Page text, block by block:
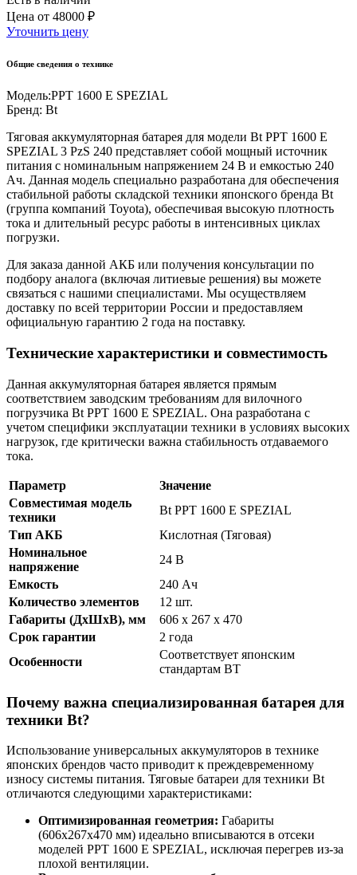
Цена от 48000 ₽
Уточнить цену
Общие сведения о технике
Модель:PPT 1600 E SPEZIAL
Бренд: Bt
Тяговая аккумуляторная батарея для модели Bt PPT 1600 E
SPEZIAL 3 PzS 240 представляет собой мощный источник
питания с номинальным напряжением 24 В и емкостью 240
Ач. Данная модель специально разработана для обеспечения
стабильной работы складской техники японского бренда Bt
(группа компаний Toyota), обеспечивая высокую плотность
тока и длительный ресурс работы в интенсивных циклах
погрузки.
Для заказа данной АКБ или получения консультации по
подбору аналога (включая литиевые решения) вы можете
связаться с нашими специалистами. Мы осуществляем
доставку по всей территории России и предоставляем
официальную гарантию 2 года на поставку.
Технические характеристики и совместимость
Данная аккумуляторная батарея является прямым
соответствием заводским требованиям для вилочного
погрузчика Bt PPT 1600 E SPEZIAL. Она разработана с
учетом специфики эксплуатации техники в условиях высоких
нагрузок, где критически важна стабильность отдаваемого
тока.
Параметр
Значение
Совместимая модель
техники
Bt PPT 1600 E SPEZIAL
Тип АКБ
Кислотная (Тяговая)
Номинальное
напряжение
24 В
Емкость
240 Ач
Количество элементов
12 шт.
Габариты (ДхШхВ), мм
606 x 267 x 470
Срок гарантии
2 года
Особенности
Соответствует японским
стандартам BT
Почему важна специализированная батарея для
техники Bt?
Использование универсальных аккумуляторов в технике
японских брендов часто приводит к преждевременному
износу системы питания. Тяговые батареи для техники Bt
отличаются следующими характеристиками:
Оптимизированная геометрия: Габариты
(606x267x470 мм) идеально вписываются в отсеки
моделей PPT 1600 E SPEZIAL, исключая перегрев из-за
плохой вентиляции.